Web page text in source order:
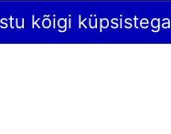
kõigi küpsistega